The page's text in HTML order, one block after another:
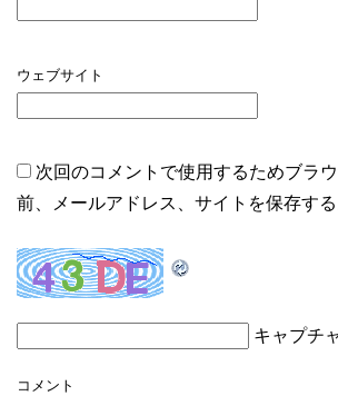
ウェブサイト
次回のコメントで使用するためブラ
前、メールアドレス、サイトを保存する
キャプチ
コメント